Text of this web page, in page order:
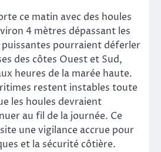
ce matin avec des houles
4 mètres dépassant les
puissantes pourraient déferler
des côtes Ouest et Sud,
heures de la marée haute.
restent instables toute
les houles devraient
au fil de la journée. Ce
une vigilance accrue pour
et la sécurité côtière.